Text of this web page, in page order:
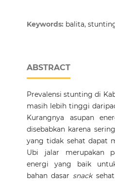
Keywords: balita,
ABSTRACT
Prevalensi stunting di
masih lebih tinggi
Kurangnya asupan
disebabkan karena
yang tidak sehat dapat
Ubi jalar merupakan
energi yang baik
bahan dasar snacksehat